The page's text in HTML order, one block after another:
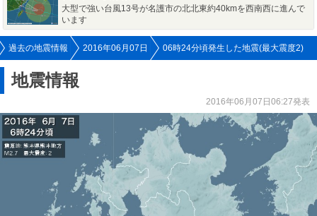
大型で強い台風13号が名護市の北北東約40kmを西南西に進んで
います
過去の地震情報 2016年06月07日 06時24分頃発生した地震(最大震度2)
地震情報
2016年06月07日06:27発表